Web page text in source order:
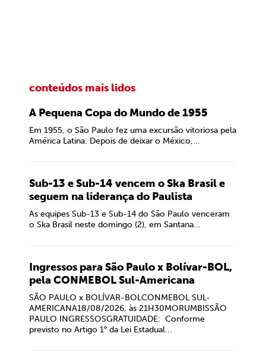
conteúdos mais lidos
A Pequena Copa do Mundo de 1955
Em 1955, o São Paulo fez uma excursão vitoriosa pela
América Latina. Depois de deixar o México,...
Sub-13 e Sub-14 vencem o Ska Brasil e
seguem na liderança do Paulista
As equipes Sub-13 e Sub-14 do São Paulo venceram
o Ska Brasil neste domingo (2), em Santana...
Ingressos para São Paulo x Bolívar-BOL,
pela CONMEBOL Sul-Americana
SÃO PAULO x BOLÍVAR-BOLCONMEBOL SUL-
AMERICANA18/08/2026, às 21H30MORUMBISSÃO
PAULO INGRESSOSGRATUIDADE: Conforme
previsto no Artigo 1° da Lei Estadual...